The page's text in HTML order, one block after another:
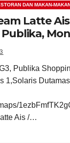
DAN MAKAN-
Latte Ais
Publika
1,Solaris
Ais /…